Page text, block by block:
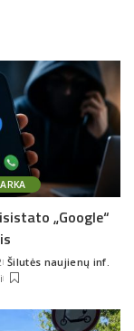
„Google“
Posted
by
Šilutės naujienų inf.